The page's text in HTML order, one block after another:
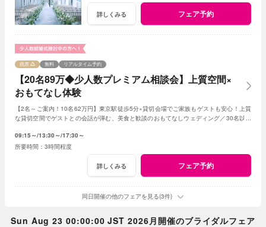
詳しくみる フェア予約
【20名89万◆少人数プレミアム相談会】上質空間×
おもてなし体験
残席 無料 リアルタイム予約
【2名～ご案内！10名62万円】東京駅徒歩5分×貸切会場でご家族もゲストも安心！上質
な貸切空間でゲストとの会話が弾む、美食と歓談のおもてなしウェディング／30名以下
09:15～ 13:30～ 17:30～
3時間程度
詳しくみる フェア予約
同日開催の他のフェアを見る(3件)
Sun Aug 23 00:00:00 JST 2026月開催のブライダルフェア